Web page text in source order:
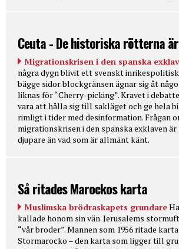
Ceuta - De historiska rötterna
Migrationskrisen i den spanska
några dygn blivit ett svenskt
bägge sidor blockgränsen ägnar sig åt
liknas för “Cherry-picking”. Kravet i
vara att hålla sig till sakläget och ge hela
rimligt i tider med desinformation. Frågan
migrationskrisen i den spanska exklaven
djupare än vad som är allmänt känt.
Så ritades Marockos karta
Muslimska brödraskapets grundare
kallade honom sin vän. Jerusalems
“vår broder”. Mannen som 1956 ritade
Stormarocko – den karta som ligger till